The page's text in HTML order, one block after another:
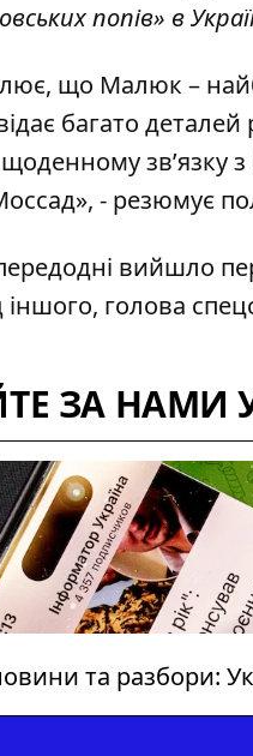
попів» в
що Малюк –
багато
зв’язку
- резюмує
вийшло
голова
ЗА НАМИ У
та разбори: